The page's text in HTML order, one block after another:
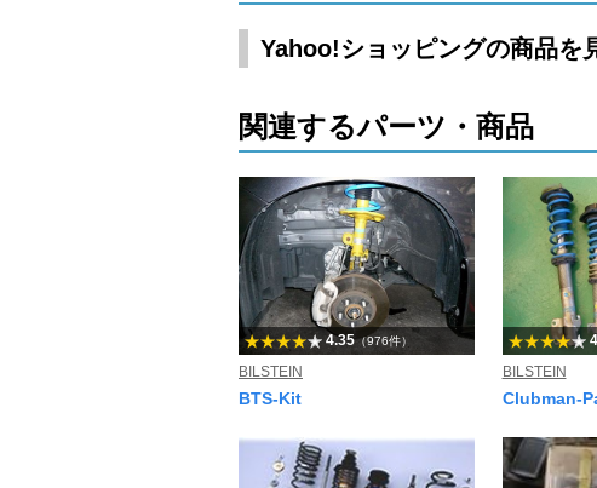
Yahoo!ショッピングの商品を
関連するパーツ・商品
4.35（976件）
BILSTEIN
BTS-Kit
BILSTEIN
Clubman-